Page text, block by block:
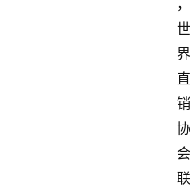
，
世
界
直
销
协
会
联